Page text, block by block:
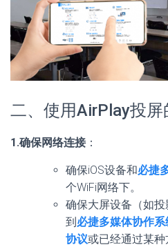
二、使用AirPlay投屏
1.确保网络连接：
确保iOS设备和必捷
个WiFi网络下。
确保大屏设备（如
到 必捷多媒体协作系
协议或已经通过某种